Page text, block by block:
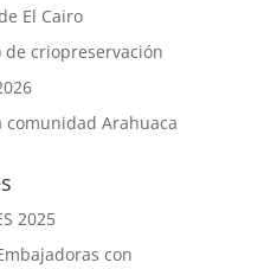
El Cairo
criopreservación
Arahuaca
2025
con